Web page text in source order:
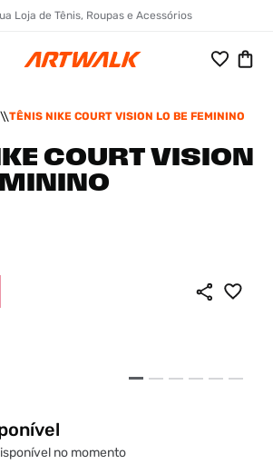
Loja de Tênis, Roupas e Acessórios
TÊNIS NIKE COURT VISION LO BE FEMININO
COURT VISION
no momento